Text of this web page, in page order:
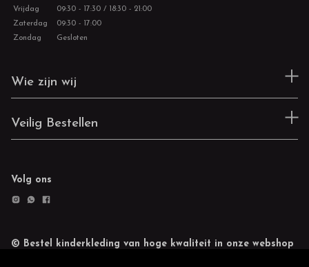
Vrijdag
09:30 - 17:30 / 18:30 - 21:00
Zaterdag
09:30 - 17:00
Zondag
Gesloten
Wie zijn wij
Veilig Bestellen
Volg ons
© Bestel kinderkleding van hoge kwaliteit in onze webshop